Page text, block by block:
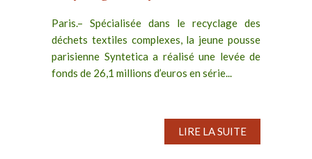
Paris.– Spécialisée dans le recyclage des
déchets textiles complexes, la jeune pousse
parisienne Syntetica a réalisé une levée de
fonds de 26,1 millions d’euros en série...
LIRE LA SUITE